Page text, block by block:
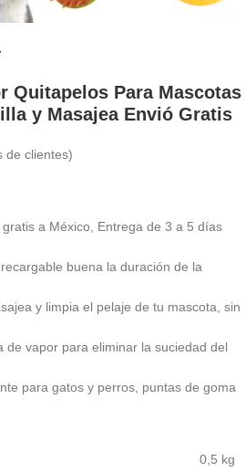
Quitapelos Para Mascotas
y Masajea Envió Gratis
de clientes)
a México, Entrega de 3 a 5 días
buena la duración de la
y limpia el pelaje de tu mascota, sin
de vapor para eliminar la suciedad del
para gatos y perros, puntas de goma
0,5 kg